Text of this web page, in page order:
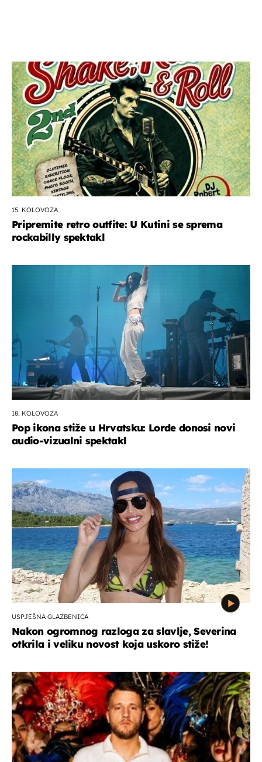
15. KOLOVOZA
Pripremite retro outfite: U Kutini se sprema
rockabilly spektakl
18. KOLOVOZA
Pop ikona stiže u Hrvatsku: Lorde donosi novi
audio-vizualni spektakl
USPJEŠNA GLAZBENICA
Nakon ogromnog razloga za slavlje, Severina
otkrila i veliku novost koja uskoro stiže!